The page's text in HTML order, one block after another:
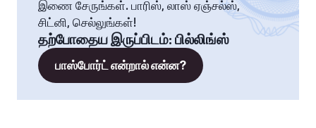
இணை சேருங்கள். பாரிஸ், லாஸ் ஏஞ்சல்ஸ்,
சிட்னி, செல்லுங்கள்!
தற்போதைய இருப்பிடம்: பில்லிங்ஸ்
பாஸ்போர்ட் என்றால் என்ன?